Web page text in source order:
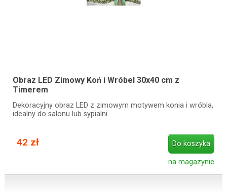
Obraz LED Zimowy Koń i Wróbel 30x40 cm z
Timerem
Dekoracyjny obraz LED z zimowym motywem konia i wróbla,
idealny do salonu lub sypialni.
42 zł Do koszyka
na magazynie